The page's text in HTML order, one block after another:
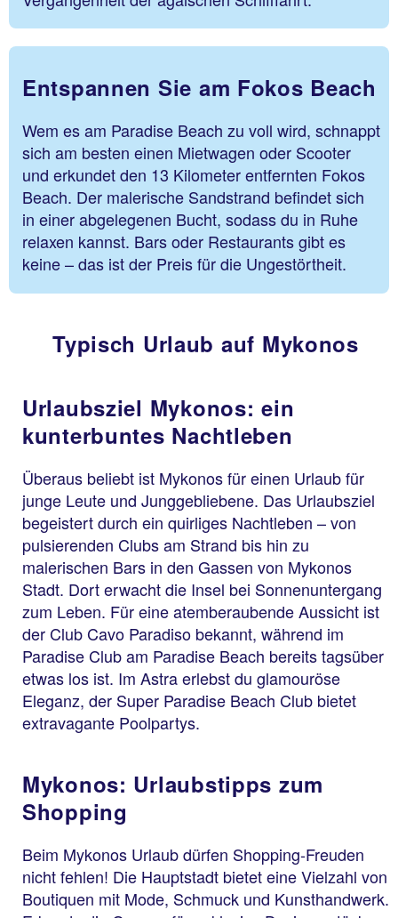
Entspannen Sie am Fokos Beach
Wem es am Paradise Beach zu voll wird, schnappt
sich am besten einen Mietwagen oder Scooter
und erkundet den 13 Kilometer entfernten Fokos
Beach. Der malerische Sandstrand befindet sich
in einer abgelegenen Bucht, sodass du in Ruhe
relaxen kannst. Bars oder Restaurants gibt es
keine – das ist der Preis für die Ungestörtheit.
Typisch Urlaub auf Mykonos
Urlaubsziel Mykonos: ein
kunterbuntes Nachtleben
Überaus beliebt ist Mykonos für einen Urlaub für
junge Leute und Junggebliebene. Das Urlaubsziel
begeistert durch ein quirliges Nachtleben – von
pulsierenden Clubs am Strand bis hin zu
malerischen Bars in den Gassen von Mykonos
Stadt. Dort erwacht die Insel bei Sonnenuntergang
zum Leben. Für eine atemberaubende Aussicht ist
der Club Cavo Paradiso bekannt, während im
Paradise Club am Paradise Beach bereits tagsüber
etwas los ist. Im Astra erlebst du glamouröse
Eleganz, der Super Paradise Beach Club bietet
extravagante Poolpartys.
Mykonos: Urlaubstipps zum
Shopping
Beim Mykonos Urlaub dürfen Shopping-Freuden
nicht fehlen! Die Hauptstadt bietet eine Vielzahl von
Boutiquen mit Mode, Schmuck und Kunsthandwerk.